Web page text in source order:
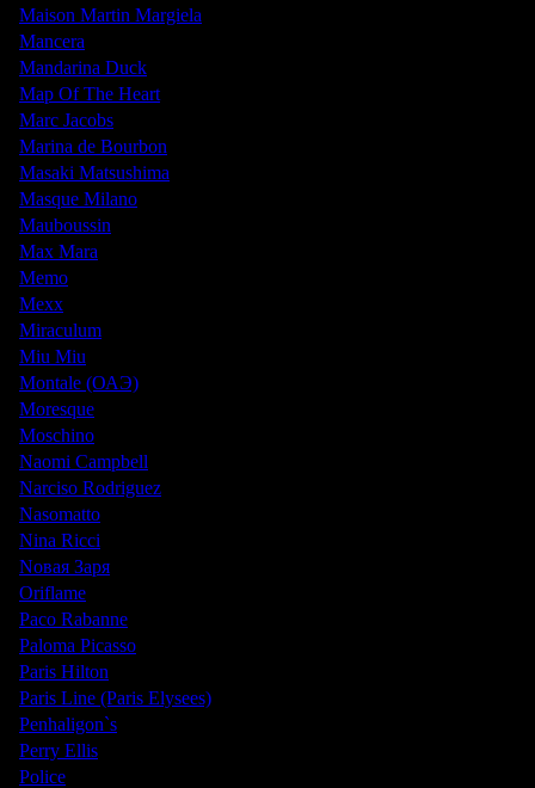
Maison Martin Margiela
Mancera
Mandarina Duck
Map Of The Heart
Marc Jacobs
Marina de Bourbon
Masaki Matsushima
Masque Milano
Mauboussin
Max Mara
Memo
Mexx
Miraculum
Miu Miu
Montale (ОАЭ)
Moresque
Moschino
Naomi Campbell
Narciso Rodriguez
Nasomatto
Nina Ricci
Nовая Заря
Oriflame
Paco Rabanne
Paloma Picasso
Paris Hilton
Paris Line (Paris Elysees)
Penhaligon`s
Perry Ellis
Police